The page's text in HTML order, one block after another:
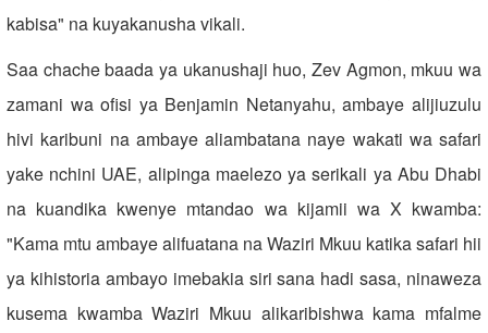
kabisa" na kuyakanusha vikali.
Saa chache baada ya ukanushaji huo, Zev Agmon, mkuu wa
zamani wa ofisi ya Benjamin Netanyahu, ambaye alijiuzulu
hivi karibuni na ambaye aliambatana naye wakati wa safari
yake nchini UAE, alipinga maelezo ya serikali ya Abu Dhabi
na kuandika kwenye mtandao wa kijamii wa X kwamba:
"Kama mtu ambaye alifuatana na Waziri Mkuu katika safari hii
ya kihistoria ambayo imebakia siri sana hadi sasa, ninaweza
kusema kwamba Waziri Mkuu alikaribishwa kama mfalme